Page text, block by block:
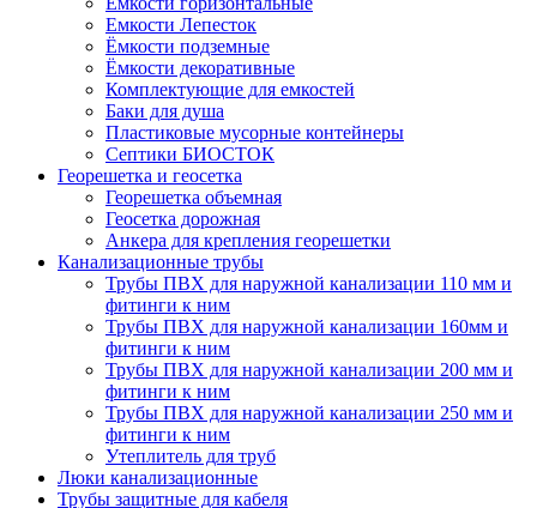
Емкости Лепесток
Ёмкости подземные
Ёмкости декоративные
Комплектующие для емкостей
Баки для душа
Пластиковые мусорные контейнеры
Септики БИОСТОК
Георешетка и геосетка
Георешетка объемная
Геосетка дорожная
Анкера для крепления георешетки
Канализационные трубы
Трубы ПВХ для наружной канализации 110 мм и
фитинги к ним
Трубы ПВХ для наружной канализации 160мм и
фитинги к ним
Трубы ПВХ для наружной канализации 200 мм и
фитинги к ним
Трубы ПВХ для наружной канализации 250 мм и
фитинги к ним
Утеплитель для труб
Люки канализационные
Трубы защитные для кабеля